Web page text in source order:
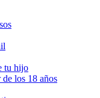
tu hijo
los 18 años